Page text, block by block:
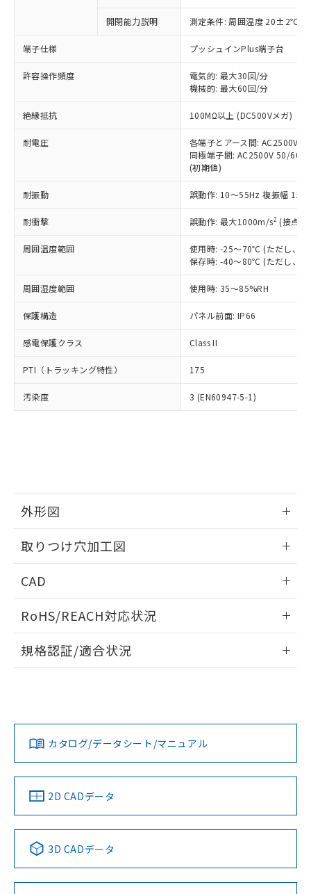
開閉能力説明 測定条件: 周囲温度 20±2℃、
端子仕様 プッシュインPlus端子台
許容操作頻度
電気的: 最大30回/分
機械的: 最大60回/分
絶縁抵抗 100MΩ以上 (DC500Vメガ)
耐電圧
各端子とアース間: AC2500V
同極端子間: AC2500V 50/
(初期値)
耐振動 誤動作: 10～55Hz 複振幅
耐衝撃 誤動作: 最大1000m/s2 (接点
周囲温度範囲
使用時: -25～70℃ (ただし、氷
保存時: -40～80℃ (ただし、氷
周囲湿度範囲 使用時: 35～85%RH
保護構造 パネル前面: IP66
感電保護クラス Class II
PTI（トラッキング特性） 175
汚染度 3 (EN60947-5-1)
外形図
取りつけ穴加工図
CAD
ドすることができます。
ログイン/会員登録
ダウンロードデータをご利用いただく前に、以下を必ずお読
みください。
ソフトウェアの使用条件
RoHS/REACH対応状況
EU RoHS 注意事項・凡例
対応済み
中国 RoHS 注意事項・凡例
Pb Hg Cd Cr(VI)
規格認証/適合状況
カタログ/データシート/マニュアル
2D CADデータ
3D CADデータ
以下の条件をお読みいただき、同意のうえ
本サービスは、当社制御機器事業取扱
商品の当社在庫状況および標準価格
(税抜)を提供させていただくもので
当社制御機器事業取扱商品の中には、
本サービスの対象外となる商品もある
ことをご了承ください。
在庫状況および標準価格照会結果は、
記載している更新日時点での社内デー
タに基づき作成されるものであり、閲
覧された時点での実際の在庫および標
準価格とは異なる場合があることをご
正式な納期状況および標準価格はお客
様のお取引先、またはお客様担当のオ
ムロン制御機器販売店・当社販売員に
オムロン制御機器販売店や当社販売拠
販売ネットワーク
」をご確認
ください。
在庫状況および標準価格結果を当社の
事前の承諾なく第三者に漏洩または開
示しないようお願いします。
マイパーツ機能（部品リスト作成サー
および当社の共同利用者が、当社の製
※当社の共同利用者とは、
の共同利用に関して"
の「1.共同利
対応予定なし：EU RoHS指令（10物質）の
定はありません。
調査・確認中：EU RoHS指令（10物質）の
非含有の対応状況を調査中または確認中の
非該当品：ライセンス料など無形物で、有
害物質有無と関係のない商品です。
仕入先様の事情により、非含有部品として
いたものが、含有品と判明した場合などや
むを得ず変更することがあります。
鉛(Pb) 1000ppm以下、 水銀(Hg) 1000ppm以下、 カド
六価クロム(Cr(Ⅵ)) 1000ppm以下、ポリ臭化ビフェニル
類(PBB) 1000ppm以下、ポリ臭化ジフェニルエーテル類
(PBDE) 1000ppm以下、フタル酸ビス(2-エチルヘキシ
ル) (DEHP)(別名：DOP) 1000ppm以下、フタル酸ブチ
ルベンジル（BBP） 1000ppm以下、フタル酸ジブチル
（DBP） 1000ppm以下、フタル酸ジイソブチル
(DIBP) 1000ppm以下
但し、RoHS指令で産業用監視および制御機器に対する
フタル酸エステル類の４物質については閾値を超える意
図的な使用がないことを確認しています。
※2 対応予定月
部品在庫の切り替え状況などにより、予定
月が前後することがあります。
とができます。
EU RoHS指令（10物質）の非含有証明書
ものではありません。
また、RoHS指令のフタル酸エステル類４
物質の対応では、対応完了までの期間は出
荷製品に未対応品が混在することから備考
欄に対応日を記載しておりました。
※1 中国RoHS○×表
「○」：最大均質材料含有率が中国RoHSの
基準値以下であることを示します。
「×」：最大均質材料含有率が中国RoHSの
基準値を超えていることを示します。
「－」：未確認です。当社販売部門へお問
Cr(Ⅵ)(六価クロム) : 1000ppm、 PBBs(ポリ臭化ビフェ
ニル類) : 1000ppm、 PBDEs(ポリ臭化ジフェニルエーテ
ル類) : 1000ppm、
DBP(フタル酸ジブチル) : 1000ppm、 DIBP(フタル酸ジ
イソブチル) : 1000ppm、 BBP(フタル酸ブチルベンジ
ル) : 1000ppm、
※2 環境保護使用期限
「ｅ」：有害物質（10物質）のすべてが基
準値以下であることを示します。
「10」：通常の使用状況下において有害物
質が外部に漏えいし、環境に深刻な影響を
当社は、これら貴社製品のうち、外国
為替および外国貿易法に定める商品
（以下｢規制貨物等」という）を輸出
または国外への提供する場合は、日本
国政府の輸出許可(または役務取引許
可)を取得するなどの必要な手続きを
当社は規制貨物を破棄する場合は、完
全に破砕するなど、違法に輸出されな
いよう必要な手段を講じます。
当社は貴社製品を、核兵器、ミサイ
ル、化学兵器、生物兵器またはその他
武器並びにこれらの製造装置等に一切
使用いたしません。
当社は、貴社製品を第三者に販売する
場合は、上記1、2および3の内容を当
該第三者に通知します。また当社は、
販売先および販売に係わる関係者が違
法に輸出するおそれがある場合は、取
○ 一定数以上の在庫あり
一定数には満たないが在庫あり
在庫なし(最新の在庫状況につ
いては、お客様のお取引先、ま
たはお客様担当のオムロン制御
機器販売店・当社販売員にご確
認ください)
受注生産機種、また在庫状況の